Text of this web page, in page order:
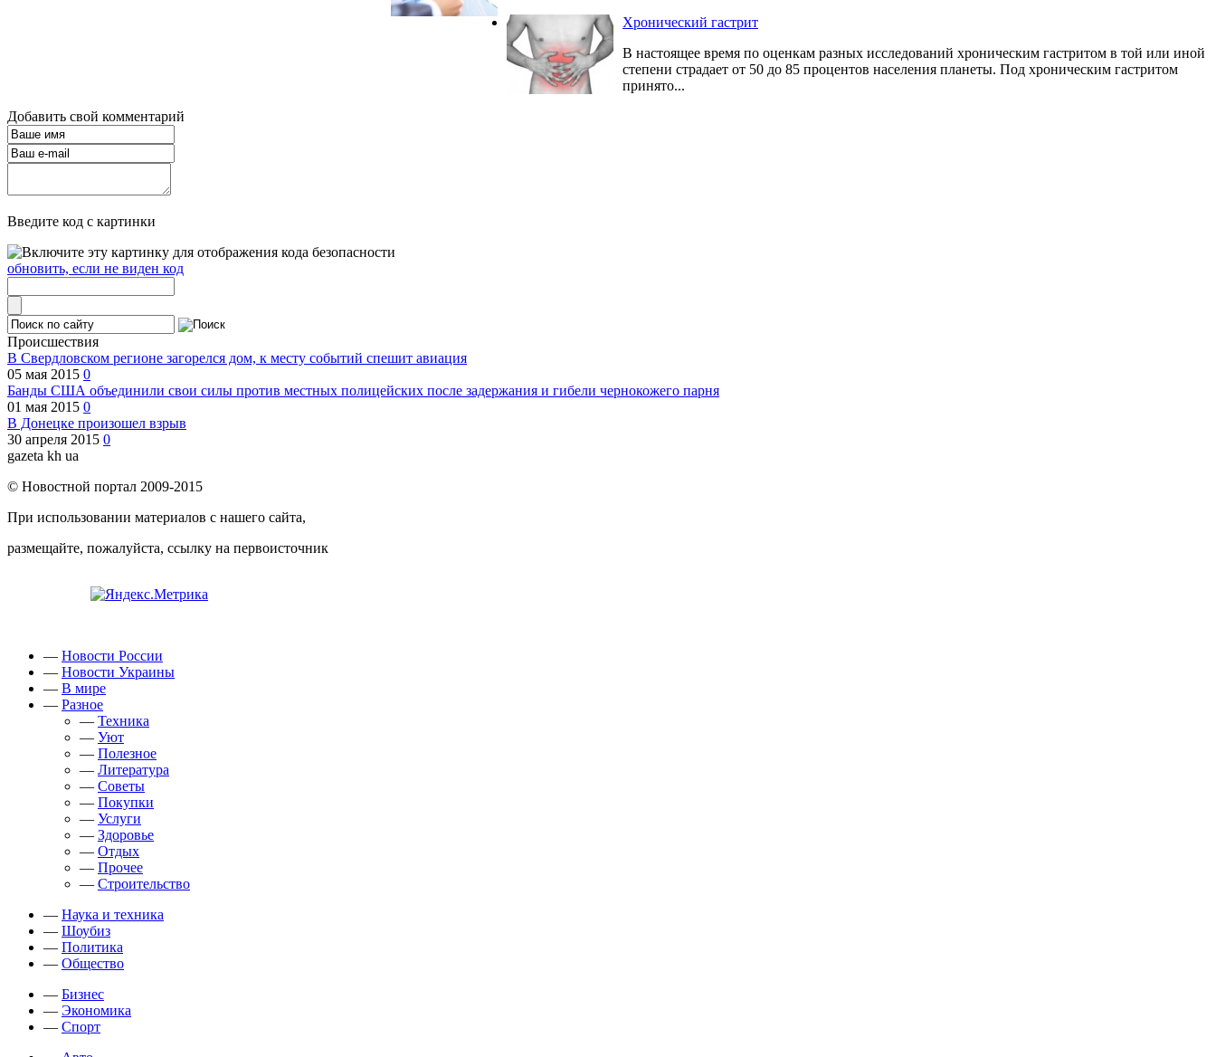
Хронический гастрит
В настоящее время по оценкам разных исследований хроническим гастритом в той или иной
степени страдает от 50 до 85 процентов населения планеты. Под хроническим гастритом
принято...
Добавить свой комментарий
Введите код с картинки
обновить, если не виден код
Происшествия
В Свердловском регионе загорелся дом, к месту событий спешит авиация
05 мая 2015 0
Банды США объединили свои силы против местных полицейских после задержания и гибели чернокожего парня
01 мая 2015 0
В Донецке произошел взрыв
30 апреля 2015 0
gazeta kh ua
© Новостной портал 2009-2015
При использовании материалов с нашего сайта,
размещайте, пожалуйста, ссылку на первоисточник
— Новости России
— Новости Украины
— В мире
— Разное
— Техника
— Уют
— Полезное
— Литература
— Советы
— Покупки
— Услуги
— Здоровье
— Отдых
— Прочее
— Строительство
— Наука и техника
— Шоубиз
— Политика
— Общество
— Бизнес
— Экономика
— Спорт